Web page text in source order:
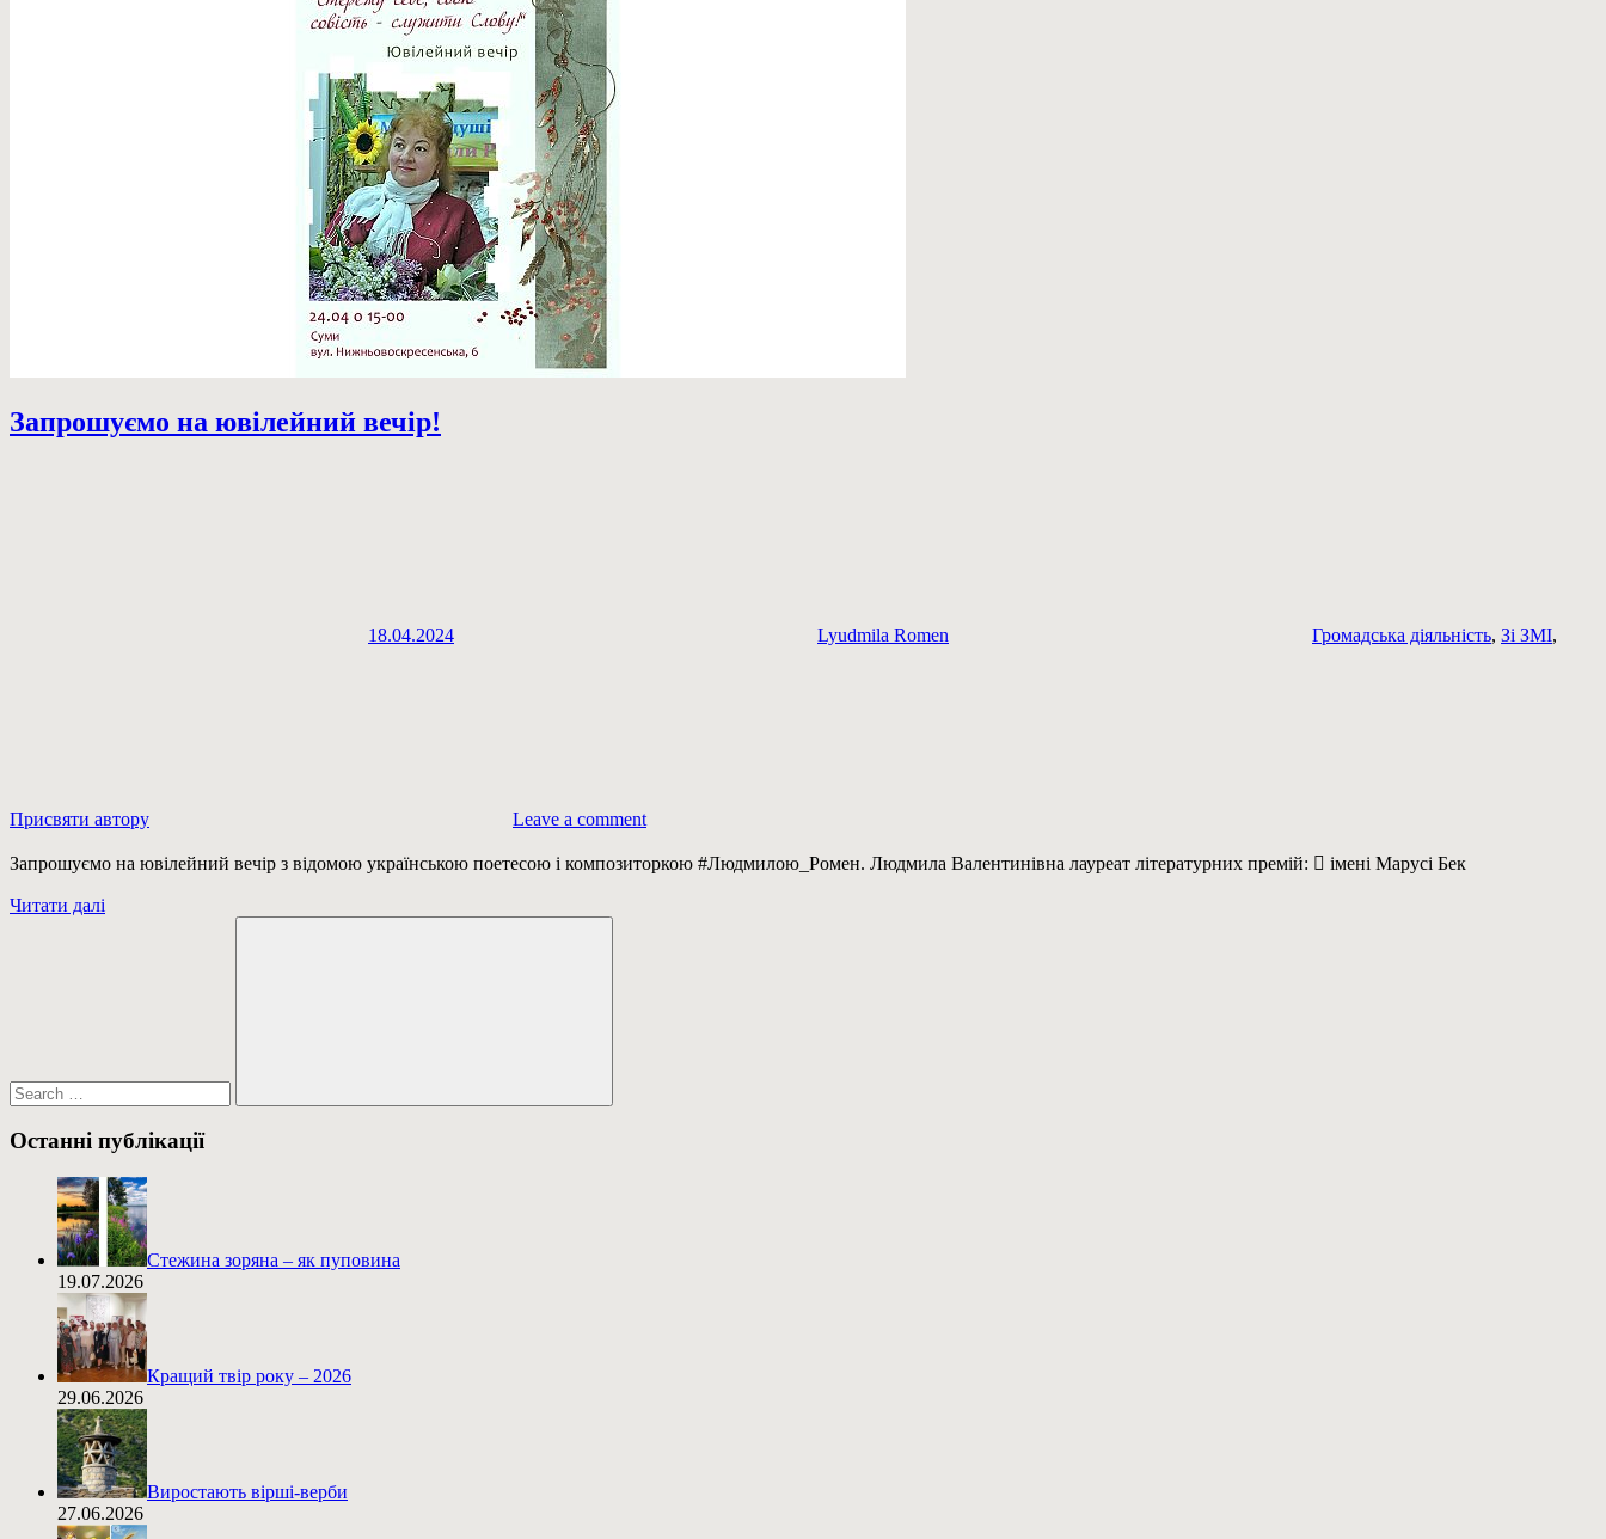
Запрошуємо на ювілейний вечір!
18.04.2024 Lyudmila Romen Громадська діяльність, Зі ЗМІ,
Присвяти автору Leave a comment
Запрошуємо на ювілейний вечір з відомою українською поетесою і композиторкою #Людмилою_Ромен. Людмила Валентинівна лауреат літературних премій:  імені Марусі Бек
Читати далі
Пошук
Останні публікації
Стежина зоряна – як пуповина
19.07.2026
Кращий твір року – 2026
29.06.2026
Виростають вірші-верби
27.06.2026